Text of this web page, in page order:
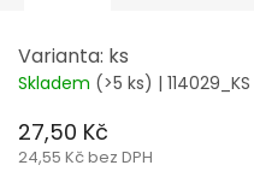
Varianta: ks
Skladem (>5 ks) | 114029_KS
27,50 Kč
24,55 Kč bez DPH